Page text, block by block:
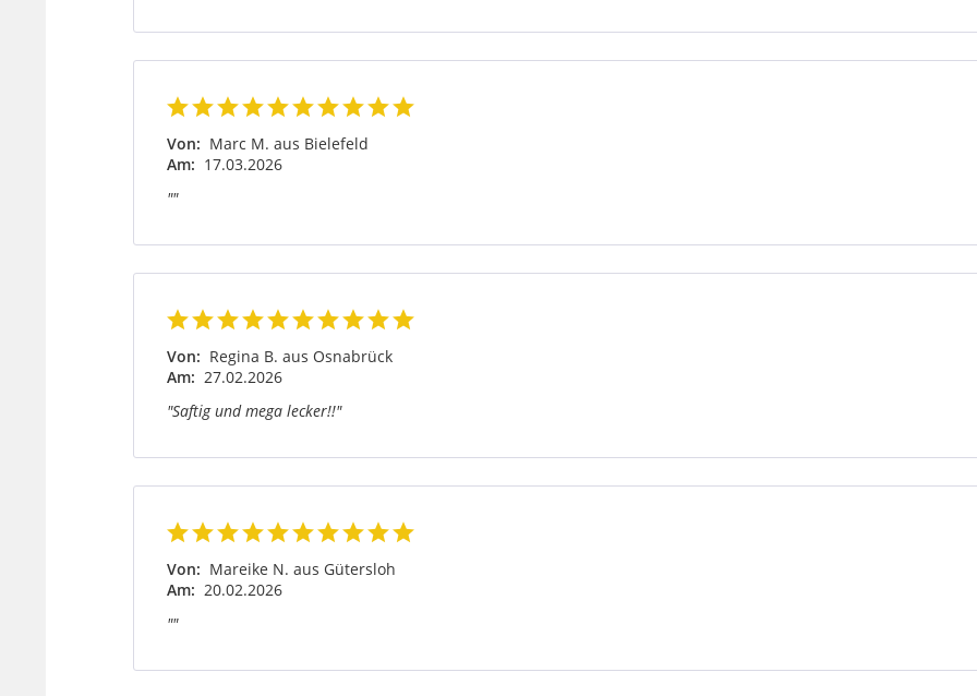
Von: Marc M. aus Bielefeld
Am: 17.03.2026
""
Von: Regina B. aus Osnabrück
Am: 27.02.2026
"Saftig und mega lecker!!"
Von: Mareike N. aus Gütersloh
Am: 20.02.2026
""